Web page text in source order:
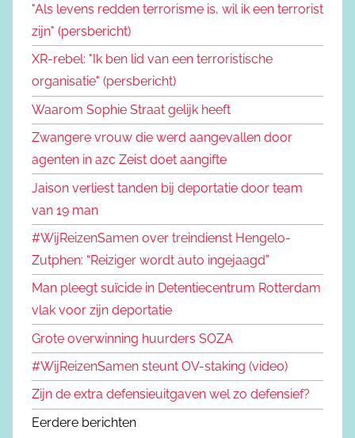
"Als levens redden terrorisme is, wil ik een terrorist
zijn" (persbericht)
XR-rebel: "Ik ben lid van een terroristische
organisatie" (persbericht)
Waarom Sophie Straat gelijk heeft
Zwangere vrouw die werd aangevallen door
agenten in azc Zeist doet aangifte
Jaison verliest tanden bij deportatie door team
van 19 man
#WijReizenSamen over treindienst Hengelo-
Zutphen: “Reiziger wordt auto ingejaagd”
Man pleegt suïcide in Detentiecentrum Rotterdam
vlak voor zijn deportatie
Grote overwinning huurders SOZA
#WijReizenSamen steunt OV-staking (video)
Zijn de extra defensieuitgaven wel zo defensief?
Eerdere berichten